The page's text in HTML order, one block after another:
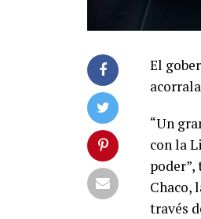
El
“Un
con la
Chaco,
través